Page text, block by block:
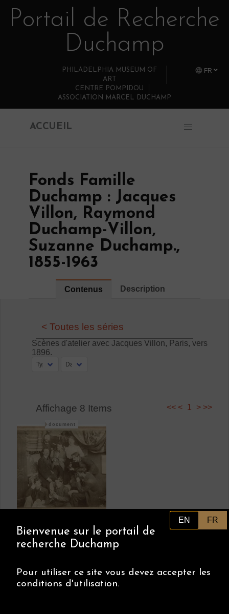
Retourner au contenu principal
Portail de Recherche
Duchamp
FR
PHILADELPHIA MUSEUM OF
ART
CENTRE POMPIDOU
ASSOCIATION MARCEL DUCHAMP
ACCUEIL
Fonds Famille
Duchamp : Jacques
Villon, Raymond
Duchamp-Villon,
Suzanne Duchamp.,
1855-1963
Contenus Description
< Toutes les séries
Scènes d'atelier avec Jacques Villon, Paris, vers
1896.
Affichage 8 Items << < 1 > >>
Scène d'atelier avec
Jacques Villon, Paris,
vers 1896.
document
document
EN FR
Bienvenue sur le portail de
recherche Duchamp
Pour utiliser ce site vous devez accepter les
conditions d'utilisation.